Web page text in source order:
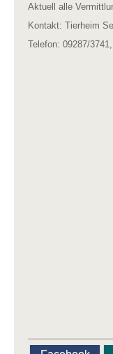
Aktuell alle
Kontakt: Tierheim
Telefon: 09287/